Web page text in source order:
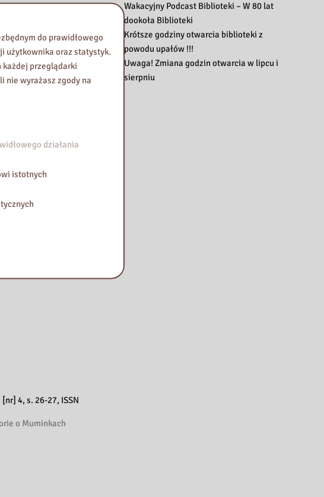
Narodowej
4, s. 26-27, ISSN
o Muminkach
Wakacyjny Podcast Biblioteki – W 80 lat
dookoła Biblioteki
Krótsze godziny otwarcia biblioteki z
powodu upałów !!!
Uwaga! Zmiana godzin otwarcia w lipcu i
sierpniu
do prawidłowego
użytkownika oraz statystyk.
przeglądarki
nie wyrażasz zgody na
działania
istotnych